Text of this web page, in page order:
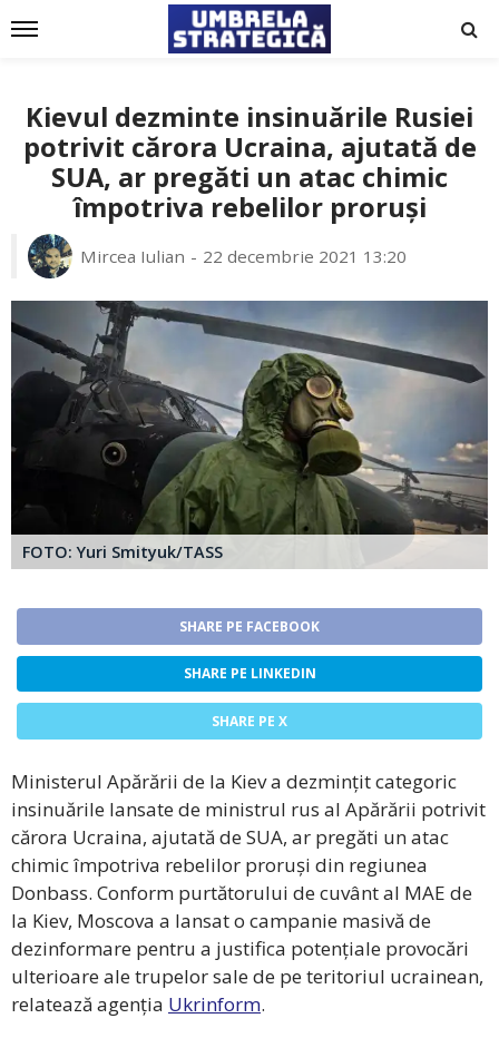
Kievul dezminte insinuările Rusiei
potrivit cărora Ucraina, ajutată de
SUA, ar pregăti un atac chimic
împotriva rebelilor proruși
Mircea Iulian 22 decembrie 2021 13:20
FOTO: Yuri Smityuk/TASS
SHARE PE FACEBOOK
SHARE PE LINKEDIN
SHARE PE X
Ministerul Apărării de la Kiev a dezmințit categoric
insinuările lansate de ministrul rus al Apărării potrivit
cărora Ucraina, ajutată de SUA, ar pregăti un atac
chimic împotriva rebelilor proruși din regiunea
Donbass. Conform purtătorului de cuvânt al MAE de
la Kiev, Moscova a lansat o campanie masivă de
dezinformare pentru a justifica potențiale provocări
ulterioare ale trupelor sale de pe teritoriul ucrainean,
relatează agenția Ukrinform.